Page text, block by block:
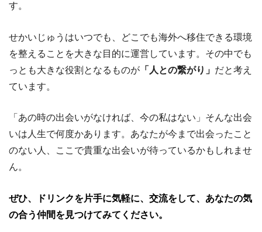
す。
せかいじゅうはいつでも、どこでも海外へ移住できる環境
を整えることを大きな目的に運営しています。その中でも
っとも大きな役割となるものが 「人との繋がり」 だと考え
ています。
「あの時の出会いがなければ、今の私はない」そんな出会
いは人生で何度かあります。あなたが今まで出会ったこと
のない人、ここで貴重な出会いが待っているかもしれませ
ん。
ぜひ、ドリンクを片手に気軽に、交流をして、あなたの気
の合う仲間を見つけてみてください。